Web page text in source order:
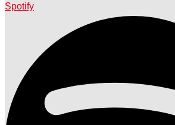
Spotify